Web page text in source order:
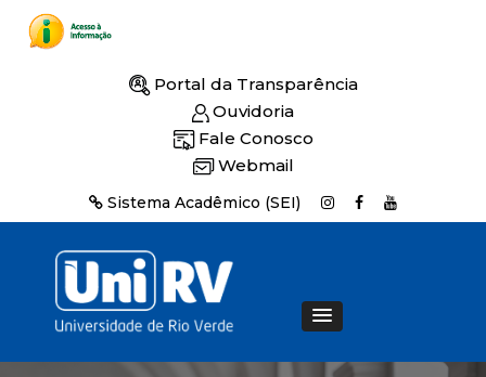
Portal da Transparência
Ouvidoria
Fale Conosco
Webmail
Sistema Acadêmico (SEI)